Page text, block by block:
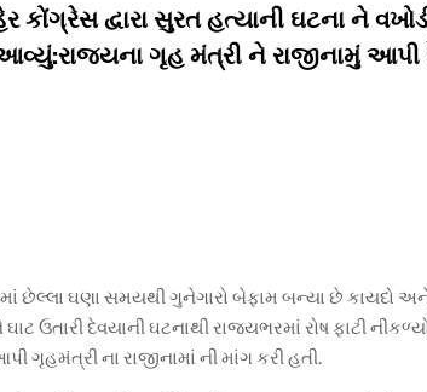
દ્વારા સુરત હત્યાની ઘટના ને
ગૃહ મંત્રી ને રાજીનામું આપી
છેલ્લા ઘણા સમયથી ગુનેગારો બેફામ બન્યા છે કાયદો
ઉતારી દેવયાની ઘટનાથી રાજ્યભરમાં રોષ ફાટી
ના રાજીનામાં ની માંગ કરી હતી.